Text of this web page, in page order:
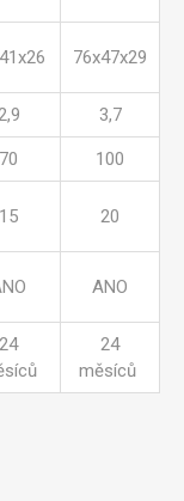
76x47x29
3,7
70 100
15 20
ANO
24
24
měsíců